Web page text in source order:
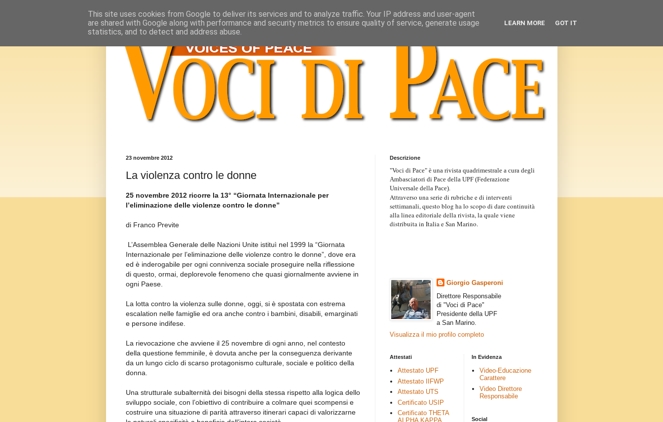
23 novembre 2012
La violenza contro le donne
25 novembre 2012 ricorre la 13° “Giornata Internazionale per
l’eliminazione delle violenze contro le donne”
di Franco Previte
L’Assemblea Generale delle Nazioni Unite istituì nel 1999 la “Giornata
Internazionale per l’eliminazione delle violenze contro le donne”, dove era
ed è inderogabile per ogni connivenza sociale proseguire nella riflessione
di questo, ormai, deplorevole fenomeno che quasi giornalmente avviene in
ogni Paese.
La lotta contro la violenza sulle donne, oggi, si è spostata con estrema
escalation nelle famiglie ed ora anche contro i bambini, disabili, emarginati
e persone indifese.
La rievocazione che avviene il 25 novembre di ogni anno, nel contesto
della questione femminile, è dovuta anche per la conseguenza derivante
da un lungo ciclo di scarso protagonismo culturale, sociale e politico della
donna.
Una strutturale subalternità dei bisogni della stessa rispetto alla logica dello
sviluppo sociale, con l’obiettivo di contribuire a colmare quei scompensi e
costruire una situazione di parità attraverso itinerari capaci di valorizzarne
Descrizione
"Voci di Pace" è una rivista quadrimestrale a cura degli
Ambasciatori di Pace della UPF (Federazione
Universale della Pace).
Attraverso una serie di rubriche e di interventi
settimanali, questo blog ha lo scopo di dare continuità
alla linea editoriale della rivista, la quale viene
distribuita in Italia e San Marino.
Giorgio Gasperoni
Direttore Responsabile
di "Voci di Pace"
Presidente della UPF
a San Marino.
Visualizza il mio profilo completo
Attestati
Attestato UPF
Attestato IIFWP
Attestato UTS
Certificato USIP
Certificato THETA
ALPHA KAPPA
In Evidenza
Video-Educazione
Carattere
Video Direttore
Responsabile
Social
This site uses cookies from Google to deliver its services and to analyze traffic. Your IP address and user-agent
are shared with Google along with performance and security metrics to ensure quality of service, generate usage
statistics, and to detect and address abuse.
LEARN MORE GOT IT